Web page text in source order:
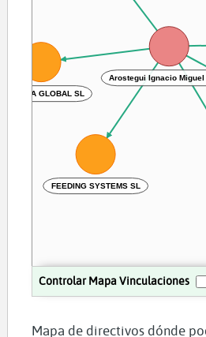
Controlar Mapa Vinculaciones
Arostegui Ignacio
MIRTENIA GLOBAL SL
FEEDING SYSTEMS SL
Mapa de directivos dónde